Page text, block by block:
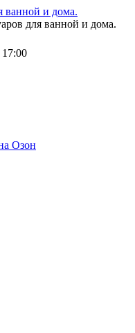
для ванной и дома.